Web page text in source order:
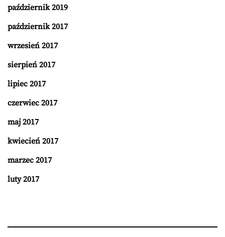
październik 2019
październik 2017
wrzesień 2017
sierpień 2017
lipiec 2017
czerwiec 2017
maj 2017
kwiecień 2017
marzec 2017
luty 2017